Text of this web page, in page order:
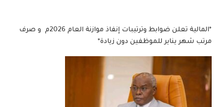
*المالية تعلن ضوابط وترتيبات إنفاذ موازنة العام 2026م و صرف
مرتب شهر يناير للموظفين دون زيادة*